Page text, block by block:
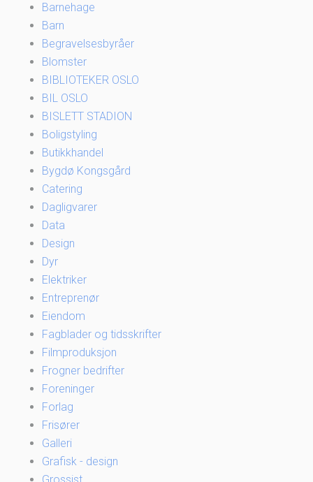
Barnehage
Barn
Begravelsesbyråer
Blomster
BIBLIOTEKER OSLO
BIL OSLO
BISLETT STADION
Boligstyling
Butikkhandel
Bygdø Kongsgård
Catering
Dagligvarer
Data
Design
Dyr
Elektriker
Entreprenør
Eiendom
Fagblader og tidsskrifter
Filmproduksjon
Frogner bedrifter
Foreninger
Forlag
Frisører
Galleri
Grafisk - design